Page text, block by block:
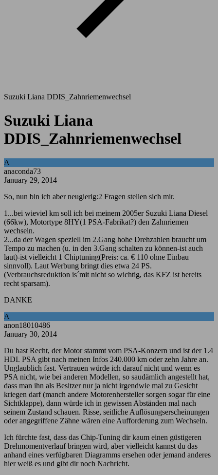
Suzuki Liana DDIS_Zahnriemenwechsel
Suzuki Liana
DDIS_Zahnriemenwechsel
A
anaconda73
January 29, 2014
So, nun bin ich aber neugierig:2 Fragen stellen sich mir.
1...bei wieviel km soll ich bei meinem 2005er Suzuki Liana Diesel
(66kw), Motortype 8HY(1 PSA-Fabrikat?) den Zahnriemen
wechseln.
2...da der Wagen speziell im 2.Gang hohe Drehzahlen braucht um
Tempo zu machen (u. in den 3.Gang schalten zu können-ist auch
laut)-ist vielleicht 1 Chiptuning(Preis: ca. € 110 ohne Einbau
sinnvoll). Laut Werbung bringt dies etwa 24 PS.
(Verbrauchsreduktion is´mit nicht so wichtig, das KFZ ist bereits
recht sparsam).
DANKE
A
anon18010486
January 30, 2014
Du hast Recht, der Motor stammt vom PSA-Konzern und ist der 1.4
HDI. PSA gibt nach meinen Infos 240.000 km oder zehn Jahre an.
Unglaublich fast. Vertrauen würde ich darauf nicht und wenn es
PSA nicht, wie bei anderen Modellen, so saudämlich angestellt hat,
dass man ihn als Besitzer nur ja nicht irgendwie mal zu Gesicht
kriegen darf (manch andere Motorenhersteller sorgen sogar für eine
Sichtklappe), dann würde ich in gewissen Abständen mal nach
seinem Zustand schauen. Risse, seitliche Auflösungserscheinungen
oder angegriffene Zähne wären eine Aufforderung zum Wechseln.
Ich fürchte fast, dass das Chip-Tuning dir kaum einen güstigeren
Drehmomentverlauf bringen wird, aber vielleicht kannst du das
anhand eines verfügbaren Diagramms ersehen oder jemand anderes
hier weiß es und gibt dir noch Nachricht.